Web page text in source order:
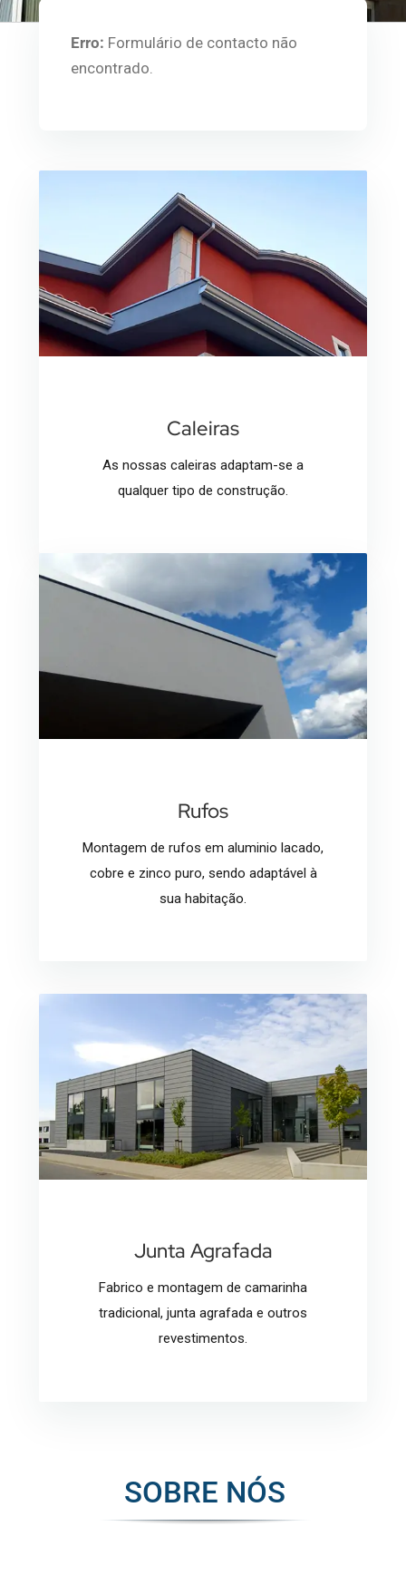
Erro: Formulário de contacto não
encontrado.
Caleiras
As nossas caleiras adaptam-se a
qualquer tipo de construção.
Rufos
Montagem de rufos em aluminio lacado,
cobre e zinco puro, sendo adaptável à
sua habitação.
Junta Agrafada
Fabrico e montagem de camarinha
tradicional, junta agrafada e outros
revestimentos.
SOBRE NÓS